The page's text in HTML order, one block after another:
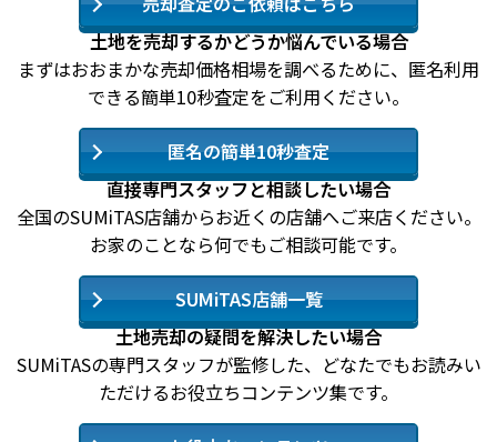
土地を売却するかどうか悩んでいる場合
まずはおおまかな売却価格相場を調べるために、匿名利用
できる簡単10秒査定をご利用ください。
匿名の簡単10秒査定
直接専門スタッフと相談したい場合
全国のSUMiTAS店舗からお近くの店舗へご来店ください。
お家のことなら何でもご相談可能です。
SUMiTAS店舗一覧
土地売却の疑問を解決したい場合
SUMiTASの専門スタッフが監修した、どなたでもお読みい
ただけるお役立ちコンテンツ集です。